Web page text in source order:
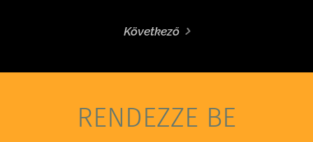
Következő
RENDEZZE BE